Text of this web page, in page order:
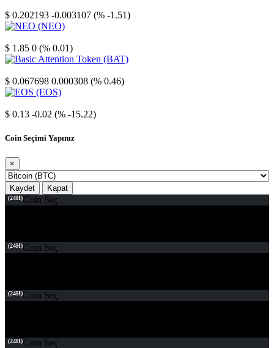
$ 0.202193 -0.003107 (% -1.51)
$ 1.85 0 (% 0.01)
$ 0.067698 0.000308 (% 0.46)
$ 0.13 -0.02 (% -15.22)
Coin Seçimi Yapınız
×
Kaydet Kapat
(24H)Coin Seç
(24H)Coin Seç
(24H)Coin Seç
(24H)Coin Seç